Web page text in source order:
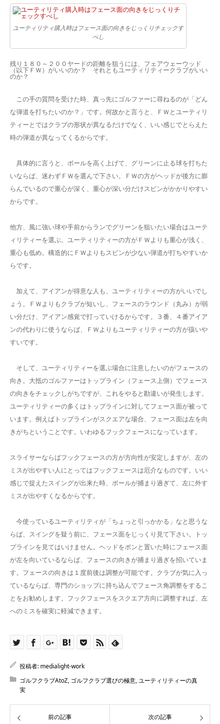
ユーティリティ購入時はフェース面の向きをじっくりチェックす
べし
残り１８０～２００ヤードの距離を狙うには、フェアウェーウッド
（以下ＦＷ）がいいのか？ それともユーティリティークラブがいい
のか？
この手の質問を受けた時、真っ先にゴルファーに尋ねるのが「どん
な弾道を打ちたいのか？」です。何故かと言うと、ＦＷとユーティリ
ティーとではクラブの形状が異なるだけでなく、いい感じでとらえた
時の弾道が異なってくるからです。
具体的に言うと、ボールを高く上げて、グリーンに止る球を打ちた
いならば、迷わずＦＷを選んで下さい。ＦＷの方がヘッドが後方に膨
らんでいるので重心が深く、重心が深い分だけスピンがかかりやすい
からです。
他方、風に強い球や手前からランでグリーンを狙いたい場合はユーテ
ィリティーを選ぶ。ユーティリティーの方がＦＷよりも重心が浅く、
重心も低め。構造的にＦＷよりもスピンが少ない弾道が打ちやすいか
らです。
加えて、アイアンが得意な人も、ユーティリティーの方がいいでし
ょう。ＦＷよりもクラブが短いし、フェースのラウンド（丸み）が弱
い分だけ、アイアン感覚で打っていけるからです。３番、４番アイア
ンの代わりに使うならば、ＦＷよりもユーティリティーの方が扱いや
すいです。
そして、ユーティリティーを選ぶ場合に注意したいのがフェースの
向き。大抵のゴルファーはトップライン（フェース上側）でフェース
の向きをチェックしがちですが、これをやると勘違いが発生します。
ユーティリティーの多くはトップラインに対してフェース面が被って
います。例えばトップラインがスクエアな場合、フェース面は左を向
きがちということです。いわゆるフックフェースになっています。
スライサーならばフックフェースの方が方向性が安定しますが、左の
ミスが出やすい人にとってはフックフェースは厄介なものです。いい
感じで捉えたスイングが出来た時、ボールが捕まり過ぎて、左に外す
ミスが出やすくなるからです。
今使っているユーティリティが「ちょっと引っかかる」なと思うな
らば、スイングを疑う前に、フェース面をじっくり見て下さい。トッ
プラインを見てはいけません。ヘッドをポンと置いた時にフェース面
が左を向いているならば、フェースの向きが捕まり過ぎを招いていま
す。フェースの向きは１度前後は調整が可能です。クラブが気に入っ
ているならば、専門のショップに持ち込んでフェース角調整をするこ
とをお勧めします。フックフェースをスクエア方向に調整すれば、左
へのミスを確実に軽減できます。
投稿者: medialight-work
ゴルフクラブAtoZ, ゴルフクラブ選びの極意,ユーティリティーの真
実
前の記事 次の記事